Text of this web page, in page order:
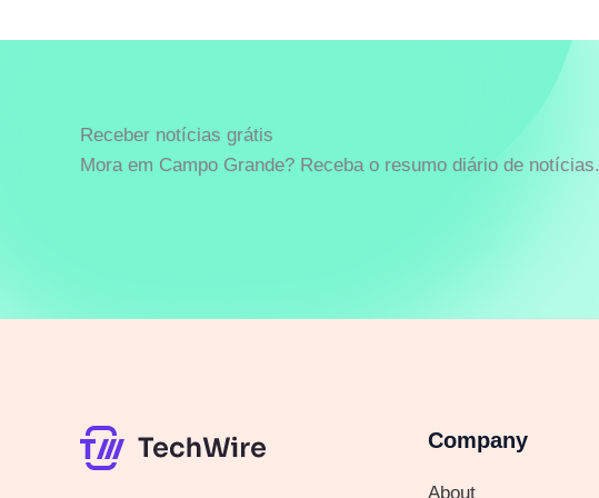
Receber notícias grátis
Mora em Campo Grande? Receba o resumo diário de notícias.
Company
About